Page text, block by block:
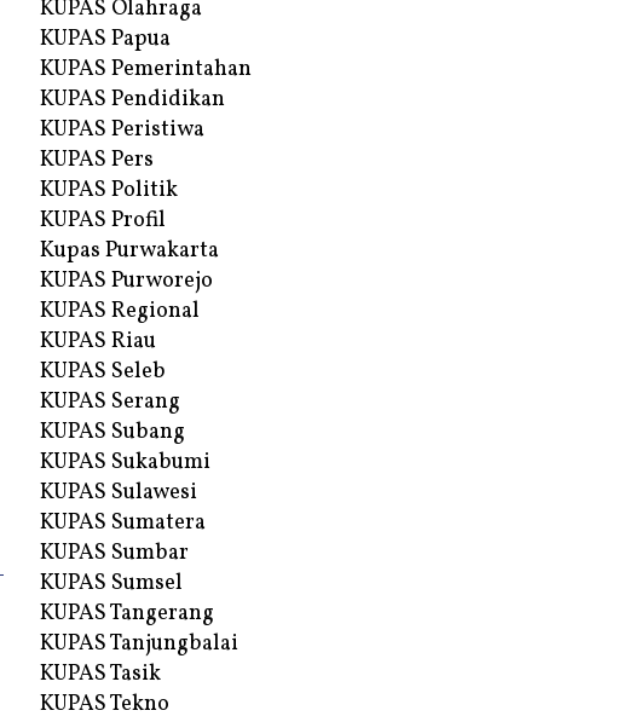
KUPAS Olahraga
KUPAS Papua
KUPAS Pemerintahan
KUPAS Pendidikan
KUPAS Peristiwa
KUPAS Pers
KUPAS Politik
KUPAS Profil
Kupas Purwakarta
KUPAS Purworejo
KUPAS Regional
KUPAS Riau
KUPAS Seleb
KUPAS Serang
KUPAS Subang
KUPAS Sukabumi
KUPAS Sulawesi
KUPAS Sumatera
KUPAS Sumbar
KUPAS Sumsel
KUPAS Tangerang
KUPAS Tanjungbalai
KUPAS Tasik
KUPAS Tekno